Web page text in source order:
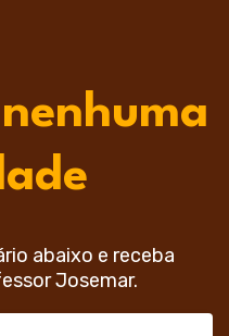
abaixo e receba
Josemar.